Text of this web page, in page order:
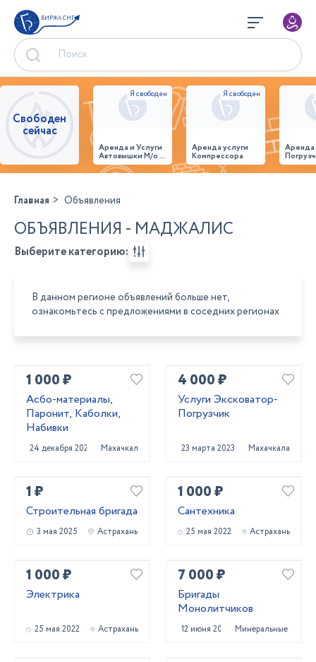
БИРЖА СНГ
Свободен
сейчас
Аренда и Услуги
Автовышки М/о г.
Домодедово
26,28,32 место
Аренда услуги
Компрессора
Главная Объявления
ОБЪЯВЛЕНИЯ - МАДЖАЛИС
Выберите категорию:
В данном регионе объявлений больше нет,
ознакомьтесь с предложениями в соседних регионах
1 000 ₽
Асбо-материалы,
Паронит, Каболки,
Набивки
24 декабря 2024 Махачкала
4 000 ₽
Услуги Эксковатор-
Погрузчик
23 марта 2023 Махачкала
1 ₽
Строительная бригада
3 мая 2025 Астрахань
1 000 ₽
Сантехника
25 мая 2022 Астрахань
1 000 ₽
Электрика
25 мая 2022 Астрахань
7 000 ₽
Бригады
Монолитчиков
12 июня 2024 Минеральные Воды